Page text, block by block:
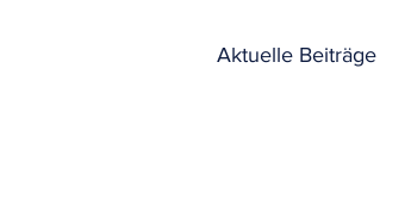
Aktuelle Beiträge